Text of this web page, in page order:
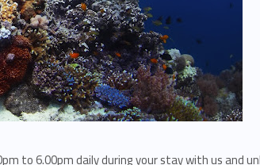
to 6.00pm daily during your stay with us and